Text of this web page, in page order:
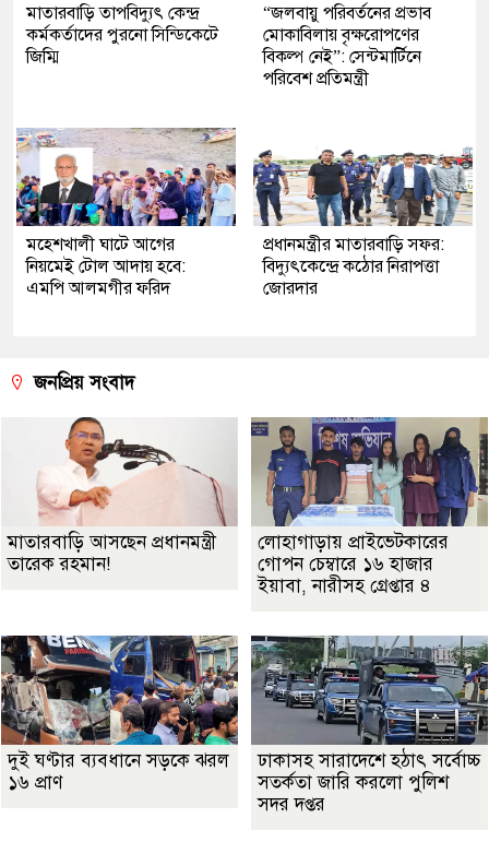
মাতারবাড়ি তাপবিদ্যুৎ কেন্দ্র
কর্মকর্তাদের পুরনো সিন্ডিকেটে
জিম্মি
“জলবায়ু পরিবর্তনের প্রভাব
মোকাবিলায় বৃক্ষরোপণের
বিকল্প নেই”: সেন্টমার্টিনে
পরিবেশ প্রতিমন্ত্রী
মহেশখালী ঘাটে আগের
নিয়মেই টোল আদায় হবে:
এমপি আলমগীর ফরিদ
প্রধানমন্ত্রীর মাতারবাড়ি সফর:
বিদ্যুৎকেন্দ্রে কঠোর নিরাপত্তা
জোরদার
জনপ্রিয় সংবাদ
মাতারবাড়ি আসছেন প্রধানমন্ত্রী
তারেক রহমান!
লোহাগাড়ায় প্রাইভেটকারের
গোপন চেম্বারে ১৬ হাজার
ইয়াবা, নারীসহ গ্রেপ্তার ৪
দুই ঘণ্টার ব্যবধানে সড়কে ঝরল
১৬ প্রাণ
ঢাকাসহ সারাদেশে হঠাৎ সর্বোচ্চ
সতর্কতা জা‌রি করলো পুলিশ
সদর দপ্তর